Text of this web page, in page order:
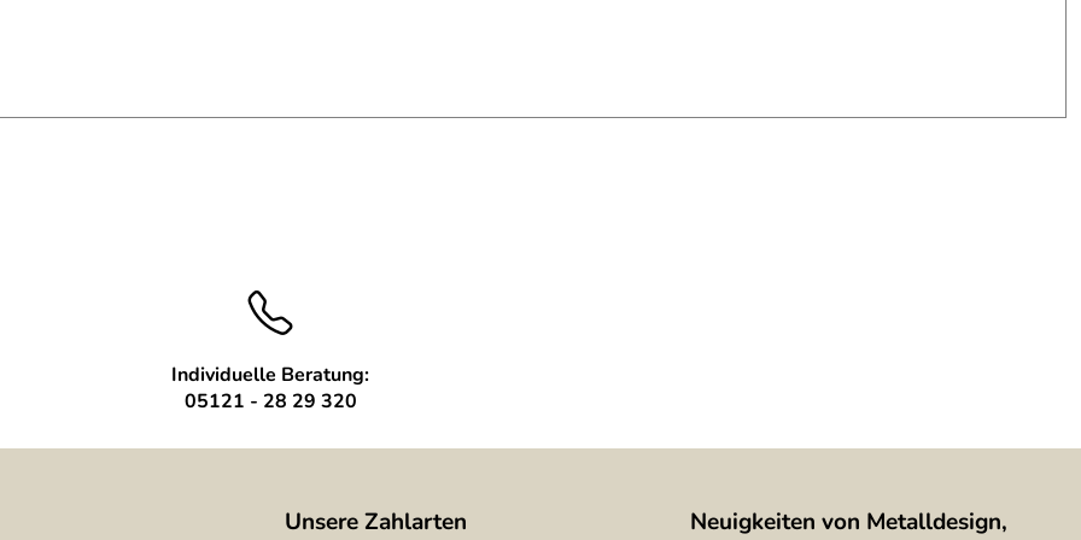
Individuelle Beratung:
05121 - 28 29 320
Unsere Zahlarten
Neuigkeiten von Metalldesign,